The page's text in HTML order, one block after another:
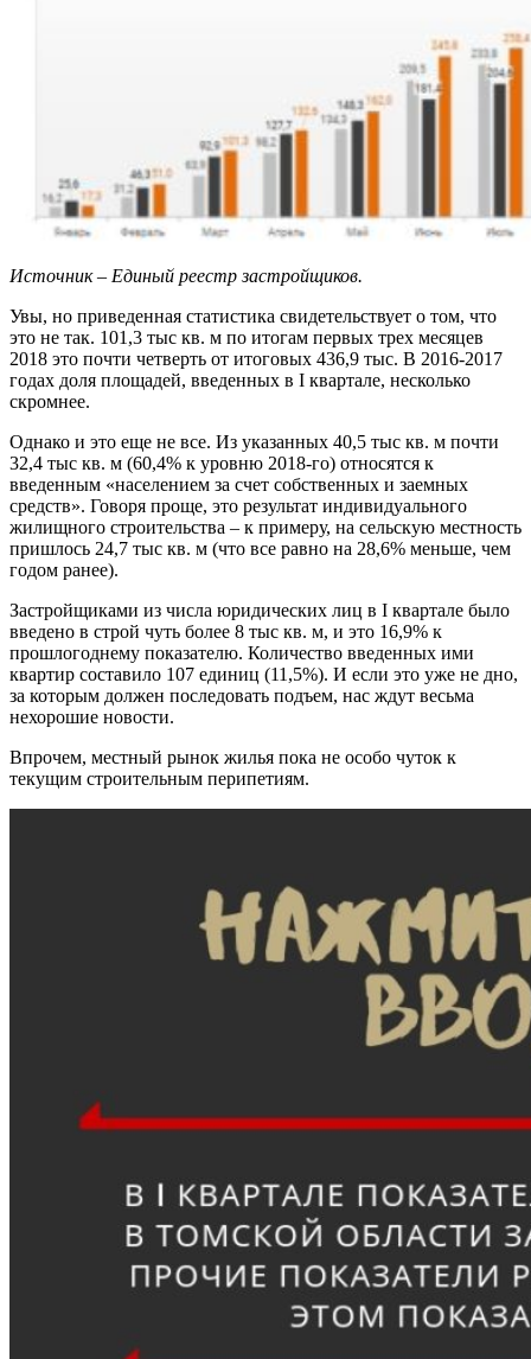
Источник – Единый реестр застройщиков.
Увы, но приведенная статистика свидетельствует о том, что
это не так. 101,3 тыс кв. м по итогам первых трех месяцев
2018 это почти четверть от итоговых 436,9 тыс. В 2016-2017
годах доля площадей, введенных в I квартале, несколько
скромнее.
Однако и это еще не все. Из указанных 40,5 тыс кв. м почти
32,4 тыс кв. м (60,4% к уровню 2018-го) относятся к
введенным «населением за счет собственных и заемных
средств». Говоря проще, это результат индивидуального
жилищного строительства – к примеру, на сельскую местность
пришлось 24,7 тыс кв. м (что все равно на 28,6% меньше, чем
годом ранее).
Застройщиками из числа юридических лиц в I квартале было
введено в строй чуть более 8 тыс кв. м, и это 16,9% к
прошлогоднему показателю. Количество введенных ими
квартир составило 107 единиц (11,5%). И если это уже не дно,
за которым должен последовать подъем, нас ждут весьма
нехорошие новости.
Впрочем, местный рынок жилья пока не особо чуток к
текущим строительным перипетиям.